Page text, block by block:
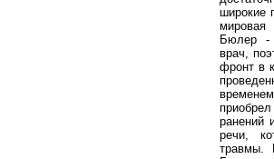
широкие
мировая
Бюлер -
врач,
фронт в
ранений
речи,
травмы.